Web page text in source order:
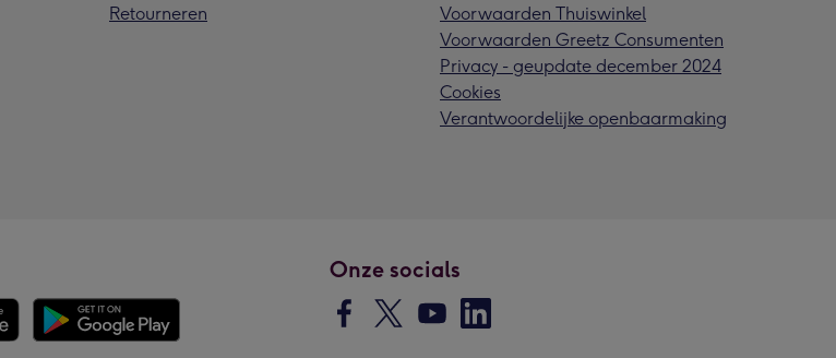
Retourneren
Voorwaarden Thuiswinkel
Voorwaarden Greetz Consumenten
Privacy - geupdate december 2024
Cookies
Verantwoordelijke openbaarmaking
Onze socials